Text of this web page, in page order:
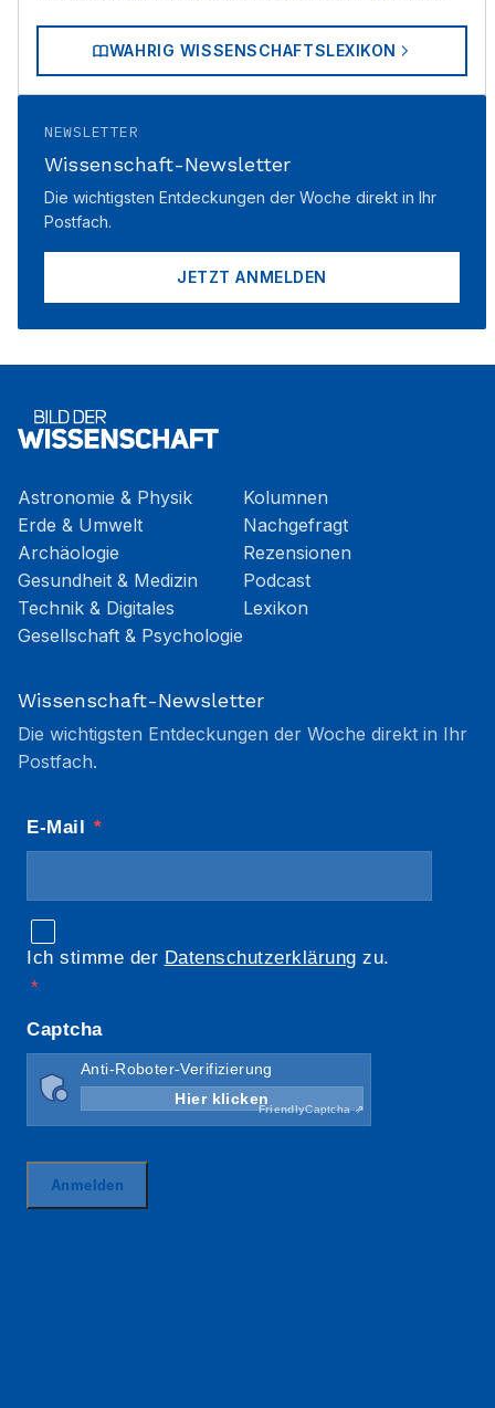
WAHRIG WISSENSCHAFTSLEXIKON
NEWSLETTER
Wissenschaft-Newsletter
Die wichtigsten Entdeckungen der Woche direkt in Ihr
Postfach.
JETZT ANMELDEN
Astronomie & Physik
Erde & Umwelt
Archäologie
Gesundheit & Medizin
Technik & Digitales
Gesellschaft & Psychologie
Kolumnen
Nachgefragt
Rezensionen
Podcast
Lexikon
Wissenschaft-Newsletter
Die wichtigsten Entdeckungen der Woche direkt in Ihr
Postfach.